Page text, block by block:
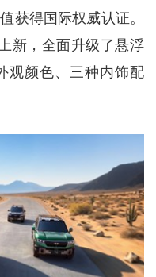
获得国际权威认证。
新，全面升级了悬浮
观颜色、三种内饰配